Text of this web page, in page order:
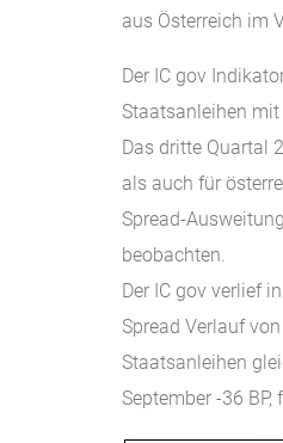
aus Österreich im
Der IC gov
Staatsanleihen
Das dritte Quartal
als auch für
Spread-
beobachten.
Der IC gov verlief
Spread Verlauf
Staatsanleihen
September -36 BP,